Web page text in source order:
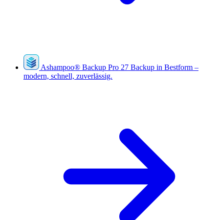
Ashampoo® Backup Pro 27 Backup in Bestform –
modern, schnell, zuverlässig.